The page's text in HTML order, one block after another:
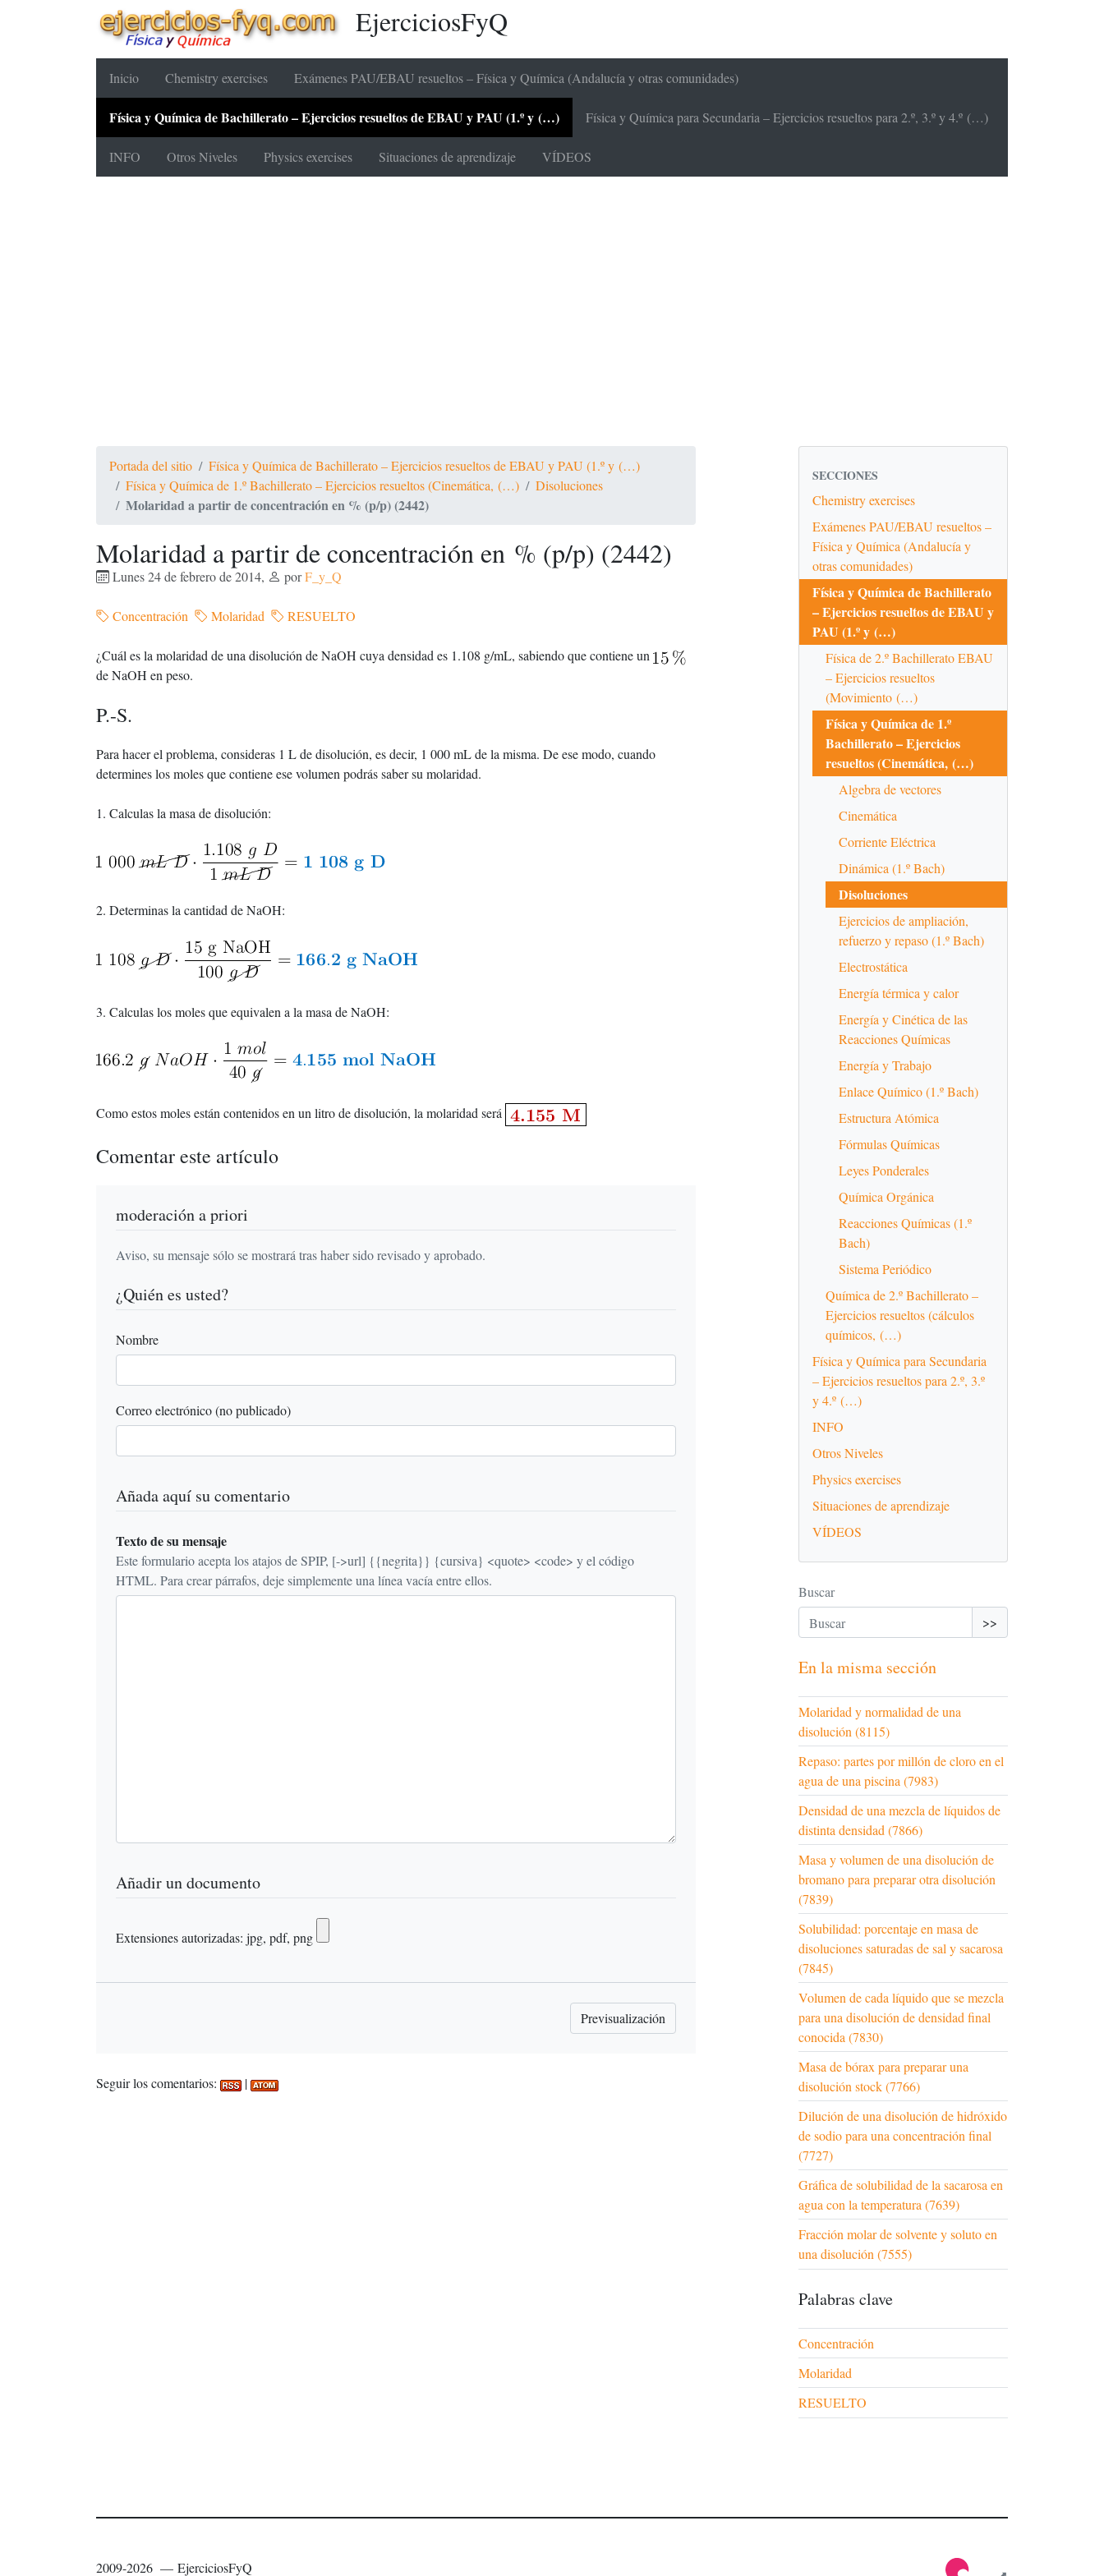
EjerciciosFyQ
Inicio Chemistry exercises Exámenes PAU/EBAU resueltos – Física y Química (Andalucía y otras comunidades)
Física y Química de Bachillerato – Ejercicios resueltos de EBAU y PAU (1.º y (…) Física y Química para Secundaria – Ejercicios resueltos para 2.º, 3.º y 4.º (…)
INFO Otros Niveles Physics exercises Situaciones de aprendizaje VÍDEOS
Portada del sitio
Física y Química de Bachillerato – Ejercicios resueltos de EBAU y PAU (1.º y (…)
Física y Química de 1.º Bachillerato – Ejercicios resueltos (Cinemática, (…)
Disoluciones
Molaridad a partir de concentración en % (p/p) (2442)
Molaridad a partir de concentración en % (p/p) (2442)
Lunes 24 de febrero de 2014, porF_y_Q
Concentración Molaridad RESUELTO
¿Cuál es la molaridad de una disolución de NaOH cuya densidad es 1.108 g/mL, sabiendo que contiene un
de NaOH en peso.
P.-S.
Para hacer el problema, consideras 1 L de disolución, es decir, 1 000 mL de la misma. De ese modo, cuando
determines los moles que contiene ese volumen podrás saber su molaridad.
1. Calculas la masa de disolución:
2. Determinas la cantidad de NaOH:
3. Calculas los moles que equivalen a la masa de NaOH:
Como estos moles están contenidos en un litro de disolución, la molaridad será
Comentar este artículo
moderación a priori
Aviso, su mensaje sólo se mostrará tras haber sido revisado y aprobado.
¿Quién es usted?
Nombre
Correo electrónico (no publicado)
Añada aquí su comentario
Texto de su mensaje
Este formulario acepta los atajos de SPIP, [->url] {{negrita}} {cursiva} <quote> <code> y el código
HTML. Para crear párrafos, deje simplemente una línea vacía entre ellos.
Añadir un documento
Extensiones autorizadas: jpg, pdf, png
Seguir los comentarios: |
SECCIONES
Chemistry exercises
Exámenes PAU/EBAU resueltos –
Física y Química (Andalucía y
otras comunidades)
Física y Química de Bachillerato
– Ejercicios resueltos de EBAU y
PAU (1.º y (…)
Física de 2.º Bachillerato EBAU
– Ejercicios resueltos
(Movimiento (…)
Física y Química de 1.º
Bachillerato – Ejercicios
resueltos (Cinemática, (…)
Algebra de vectores
Cinemática
Corriente Eléctrica
Dinámica (1.º Bach)
Disoluciones
Ejercicios de ampliación,
refuerzo y repaso (1.º Bach)
Electrostática
Energía térmica y calor
Energía y Cinética de las
Reacciones Químicas
Energía y Trabajo
Enlace Químico (1.º Bach)
Estructura Atómica
Fórmulas Químicas
Leyes Ponderales
Química Orgánica
Reacciones Químicas (1.º
Bach)
Sistema Periódico
Química de 2.º Bachillerato –
Ejercicios resueltos (cálculos
químicos, (…)
Física y Química para Secundaria
– Ejercicios resueltos para 2.º, 3.º
y 4.º (…)
INFO
Otros Niveles
Physics exercises
Situaciones de aprendizaje
VÍDEOS
Buscar
>>
En la misma sección
Molaridad y normalidad de una
disolución (8115)
Repaso: partes por millón de cloro en el
agua de una piscina (7983)
Densidad de una mezcla de líquidos de
distinta densidad (7866)
Masa y volumen de una disolución de
bromano para preparar otra disolución
(7839)
Solubilidad: porcentaje en masa de
disoluciones saturadas de sal y sacarosa
(7845)
Volumen de cada líquido que se mezcla
para una disolución de densidad final
conocida (7830)
Masa de bórax para preparar una
disolución stock (7766)
Dilución de una disolución de hidróxido
de sodio para una concentración final
(7727)
Gráfica de solubilidad de la sacarosa en
agua con la temperatura (7639)
Fracción molar de solvente y soluto en
una disolución (7555)
Palabras clave
Concentración
Molaridad
RESUELTO
2009-2026 — EjerciciosFyQ